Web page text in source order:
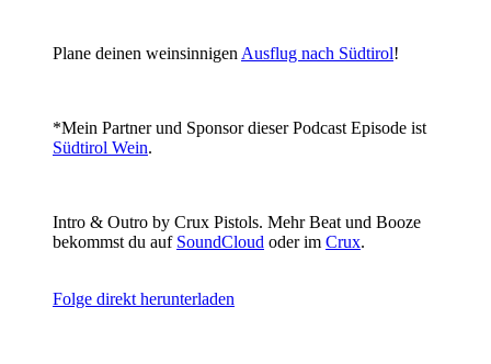
Plane deinen weinsinnigen Ausflug nach Südtirol!
*Mein Partner und Sponsor dieser Podcast Episode ist
Südtirol Wein.
Intro & Outro by Crux Pistols. Mehr Beat und Booze
bekommst du auf SoundCloud oder im Crux.
Folge direkt herunterladen